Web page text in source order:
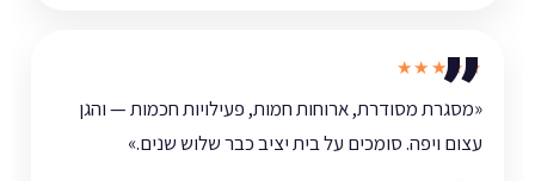
★★★★★
«מסגרת מסודרת, ארוחות חמות, פעילויות חכמות — והגן
עצום ויפה. סומכים על בית יציב כבר שלוש שנים.»